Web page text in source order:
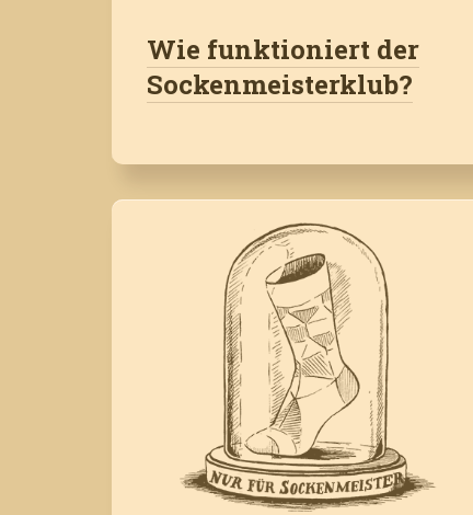
Wie funktioniert der
Sockenmeisterklub?